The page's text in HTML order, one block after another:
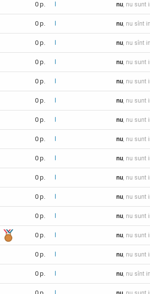
0 p. nu, nu sunt
0 p. nu, nu sînt
0 p. nu, nu sînt
0 p. nu, nu sunt
0 p. nu, nu sunt
0 p. nu, nu sunt
0 p. nu, nu sunt
0 p. nu, nu sunt
0 p. nu, nu sunt
0 p. nu, nu sunt
0 p. nu, nu sunt
0 p. nu, nu sunt
0 p. nu, nu sunt
0 p. nu, nu sunt
0 p. nu, nu sînt